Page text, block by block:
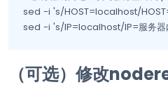
sed -i 's/HOST=localhost/
sed -i 's/IP=localhost/IP=服务
（可选）修改